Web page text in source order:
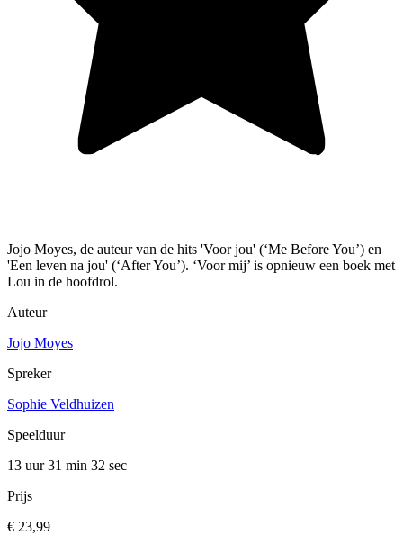
Jojo Moyes, de auteur van de hits 'Voor jou' (‘Me Before You’) en
'Een leven na jou' (‘After You’). ‘Voor mij’ is opnieuw een boek met
Lou in de hoofdrol.
Auteur
Jojo Moyes
Spreker
Sophie Veldhuizen
Speelduur
13 uur 31 min 32 sec
Prijs
€ 23,99